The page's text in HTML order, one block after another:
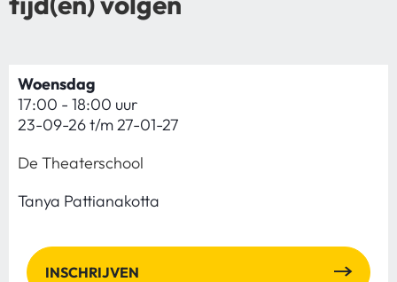
Woensdag
17:00 - 18:00 uur
23-09-26 t/m 27-01-27
De Theaterschool
Tanya Pattianakotta
INSCHRIJVEN